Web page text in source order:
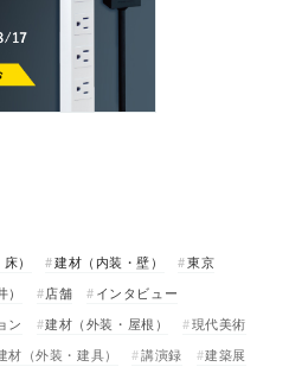
） 建材（内装・壁）
東京
店舗
インタビュー
ン 建材（外装・屋根）
現代美術
材（外装・建具） 講演録
建築展